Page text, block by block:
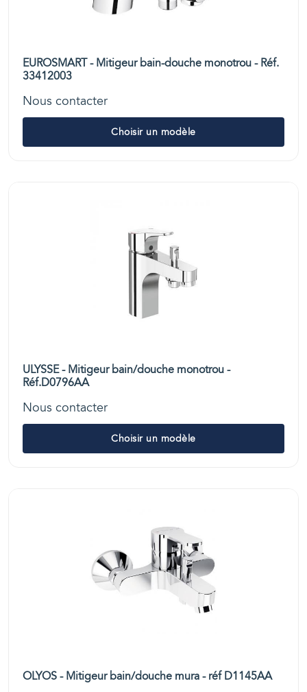
EUROSMART - Mitigeur bain-douche monotrou - Réf.
33412003
Nous contacter
Choisir un modèle
ULYSSE - Mitigeur bain/douche monotrou -
Réf.D0796AA
Nous contacter
Choisir un modèle
OLYOS - Mitigeur bain/douche mura - réf D1145AA